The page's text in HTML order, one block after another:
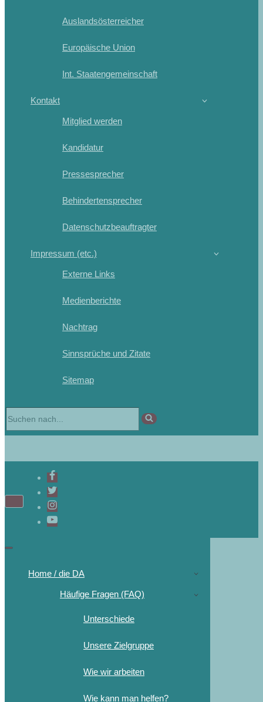
Auslandsösterreicher
Europäische Union
Int. Staatengemeinschaft
Kontakt
Mitglied werden
Kandidatur
Pressesprecher
Behindertensprecher
Datenschutzbeauftragter
Impressum (etc.)
Externe Links
Medienberichte
Nachtrag
Sinnsprüche und Zitate
Sitemap
Navigations-
Navigations-
Home / die DA
Häufige Fragen (FAQ)
Unterschiede
Unsere Zielgruppe
Wie wir arbeiten
Wie kann man helfen?